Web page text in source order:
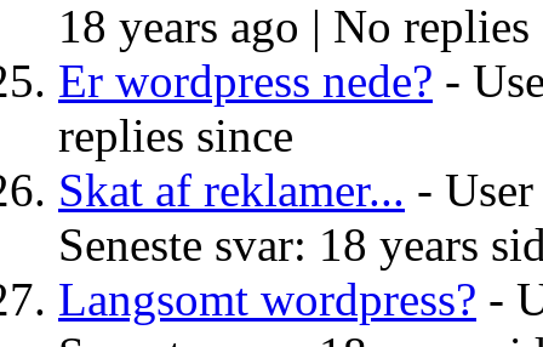
18 years ago | No replies
Er wordpress nede? -
replies since
Skat af reklamer... -
Seneste svar: 18 years
Langsomt wordpress? -